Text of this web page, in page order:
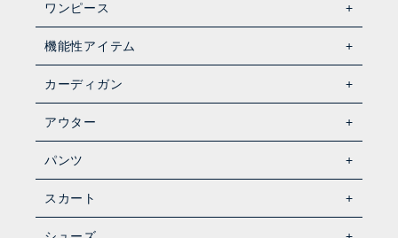
ワンピース
機能性アイテム
カーディガン
アウター
パンツ
スカート